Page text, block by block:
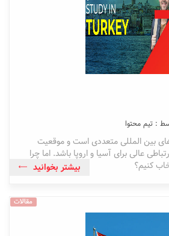
: تیم محتوا
بین المللی متعددی است و موقعیت
عالی برای آسیا و اروپا باشد. اما چرا
کنیم؟
بیشتر بخوانید
مقالات